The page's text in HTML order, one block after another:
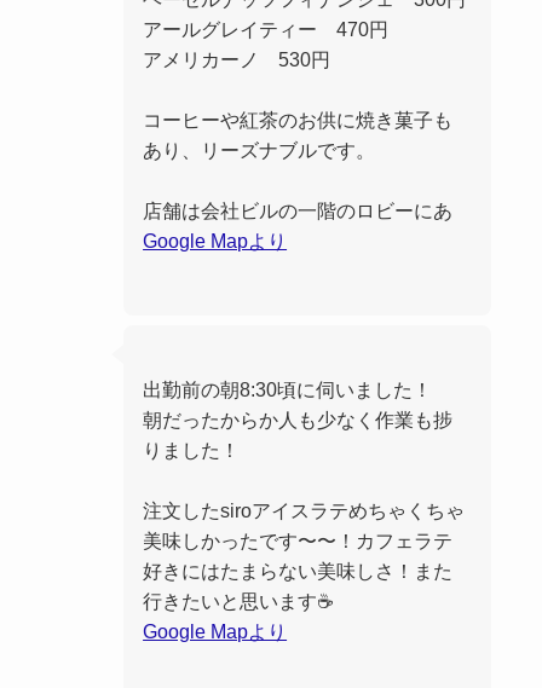
アールグレイティー 470円
アメリカーノ 530円
コーヒーや紅茶のお供に焼き菓子も
あり、リーズナブルです。
店舗は会社ビルの一階のロビーにあ
Google Mapより
出勤前の朝8:30頃に伺いました！
朝だったからか人も少なく作業も捗
りました！
注文したsiroアイスラテめちゃくちゃ
美味しかったです〜〜！カフェラテ
好きにはたまらない美味しさ！また
行きたいと思います☕️
Google Mapより